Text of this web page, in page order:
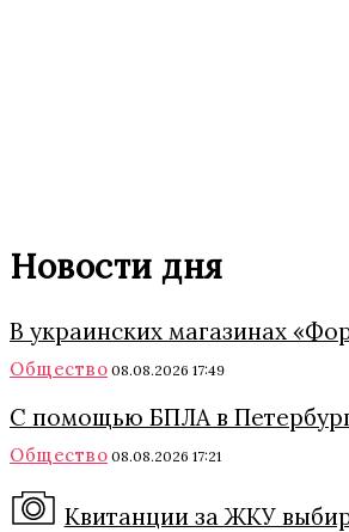
Новости дня
В украинских магазинах
Общество 08.08.2026 17:49
С помощью БПЛА в
Общество 08.08.2026 17:21
Квитанции за ЖКУ